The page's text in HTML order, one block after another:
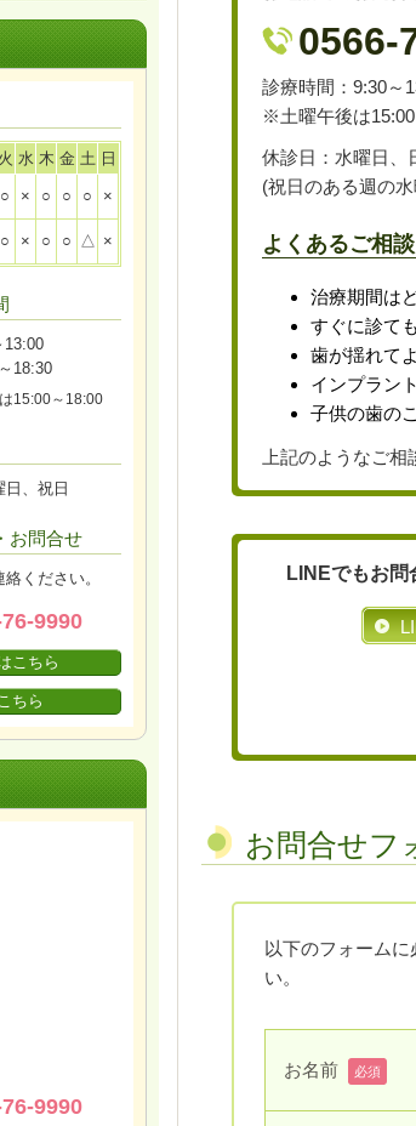
0566-
診療時間：9:30～
※土曜午後は
休診日：水曜日、
(祝日のある週の
よくあるご相談
治療期間は
すぐに診て
歯が揺れて
インプラン
子供の歯の
上記のようなご
LINEでもお問
お問合せフ
以下のフォーム
い。
お名前
必須
火 水 木 金 土 日
○ × ○ ○ ○ ×
○ × ○ ○ △ ×
13:00
18:30
15:00～18:00
、祝日
お問合せ
ください。
9990
こちら
ちら
9990